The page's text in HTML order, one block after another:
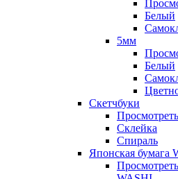
Белый
5мм
Белый
Скетчбуки
Склейка
Спираль
Японская бумага